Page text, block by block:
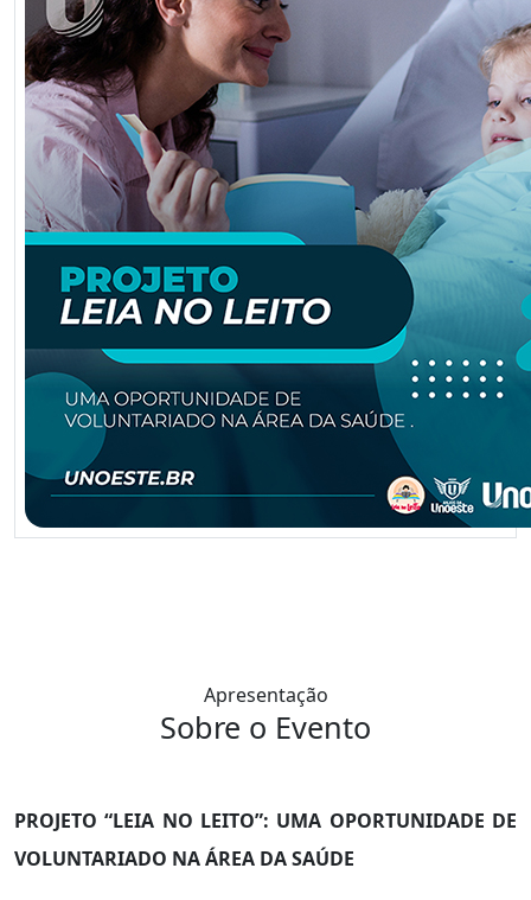
Apresentação
Sobre o Evento
PROJETO “LEIA NO LEITO”: UMA OPORTUNIDADE DE
VOLUNTARIADO NA ÁREA DA SAÚDE